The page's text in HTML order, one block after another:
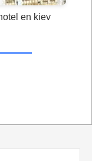
en kiev